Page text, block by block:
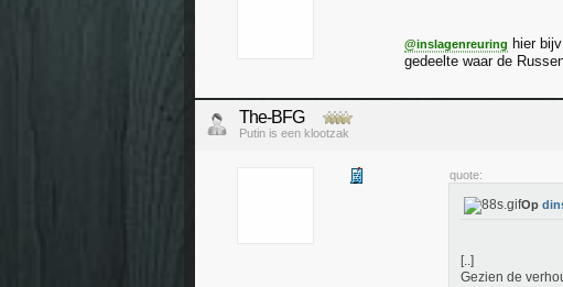
@inslagenreuring hier
gedeelte waar de
The-BFG
Putin is een klootzak
quote:
Op
[..]
Gezien de